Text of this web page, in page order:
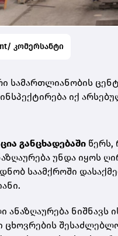
კომერსანტი
სამართლიანობის
იქ
განცხადებაში წერს,
უნდა იყოს
საამქროში
ანაზღაურება